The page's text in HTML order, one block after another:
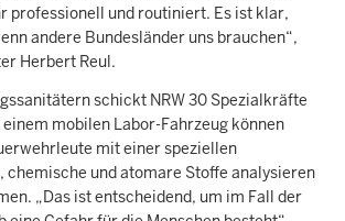
professionell und routiniert. Es ist klar,
andere Bundesländer uns brauchen“,
Herbert Reul.
schickt NRW 30 Spezialkräfte
mobilen Labor-Fahrzeug können
mit einer speziellen
chemische und atomare Stoffe analysieren
„Das ist entscheidend, um im Fall der